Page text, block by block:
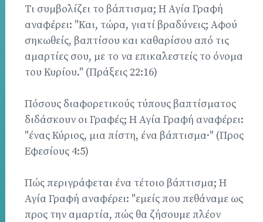
Τι συμβολίζει το βάπτισμα; Η Αγία Γραφή
αναφέρει: "Και, τώρα, γιατί βραδύνεις; Αφού
σηκωθείς, βαπτίσου και καθαρίσου από τις
αμαρτίες σου, με το να επικαλεστείς το όνομα
του Κυρίου." (Πράξεις 22:16)
Πόσους διαφορετικούς τύπους βαπτίσματος
διδάσκουν οι Γραφές; Η Αγία Γραφή αναφέρει:
"ένας Κύριος, μια πίστη, ένα βάπτισμα·" (Προς
Εφεσίους 4:5)
Πώς περιγράφεται ένα τέτοιο βάπτισμα; Η
Αγία Γραφή αναφέρει: "εμείς που πεθάναμε ως
προς την αμαρτία, πώς θα ζήσουμε πλέον